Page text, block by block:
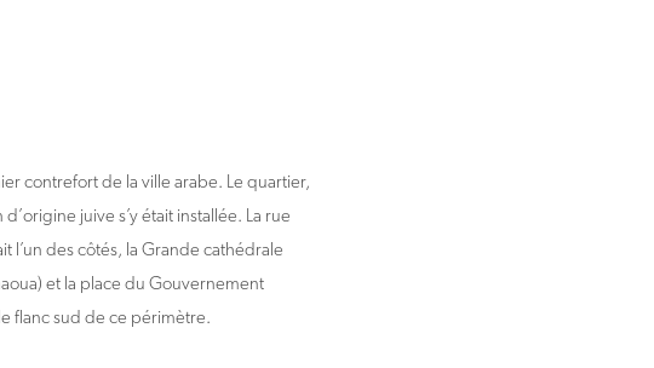
contrefort de la ville arabe. Le quartier,
juive s’y était installée. La rue
l’un des côtés, la Grande cathédrale
et la place du Gouvernement
flanc sud de ce périmètre.